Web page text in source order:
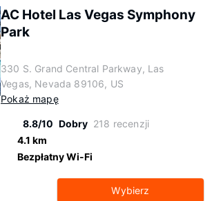
AC Hotel Las Vegas Symphony
Park
330 S. Grand Central Parkway, Las
Vegas, Nevada 89106, US
Pokaż mapę
8.8/10 Dobry 218 recenzji
4.1 km
Bezpłatny Wi-Fi
Wybierz